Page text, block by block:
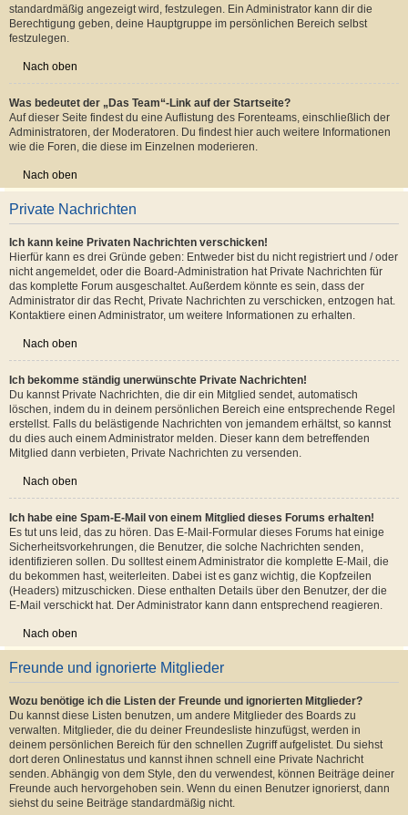
Nach oben
Wenn du Mitglied in mehr als einer Benutzergruppe bist, dient die
Hauptgruppe dazu, deine Gruppenfarbe sowie den Gruppenrang, der bei dir
standardmäßig angezeigt wird, festzulegen. Ein Administrator kann dir die
Berechtigung geben, deine Hauptgruppe im persönlichen Bereich selbst
festzulegen.
Auf dieser Seite findest du eine Auflistung des Forenteams, einschließlich der
Administratoren, der Moderatoren. Du findest hier auch weitere Informationen
wie die Foren, die diese im Einzelnen moderieren.
Nach oben
Private Nachrichten
Hierfür kann es drei Gründe geben: Entweder bist du nicht registriert und / oder
nicht angemeldet, oder die Board-Administration hat Private Nachrichten für
das komplette Forum ausgeschaltet. Außerdem könnte es sein, dass der
Administrator dir das Recht, Private Nachrichten zu verschicken, entzogen hat.
Kontaktiere einen Administrator, um weitere Informationen zu erhalten.
Nach oben
Du kannst Private Nachrichten, die dir ein Mitglied sendet, automatisch
löschen, indem du in deinem persönlichen Bereich eine entsprechende Regel
erstellst. Falls du belästigende Nachrichten von jemandem erhältst, so kannst
du dies auch einem Administrator melden. Dieser kann dem betreffenden
Mitglied dann verbieten, Private Nachrichten zu versenden.
Nach oben
Ich habe eine Spam-E-Mail von einem Mitglied dieses Forums erhalten!
Sicherheitsvorkehrungen, die Benutzer, die solche Nachrichten senden,
identifizieren sollen. Du solltest einem Administrator die komplette E-Mail, die
du bekommen hast, weiterleiten. Dabei ist es ganz wichtig, die Kopfzeilen
(Headers) mitzuschicken. Diese enthalten Details über den Benutzer, der die
E-Mail verschickt hat. Der Administrator kann dann entsprechend reagieren.
Nach oben
Freunde und ignorierte Mitglieder
Wozu benötige ich die Listen der Freunde und ignorierten Mitglieder?
Du kannst diese Listen benutzen, um andere Mitglieder des Boards zu